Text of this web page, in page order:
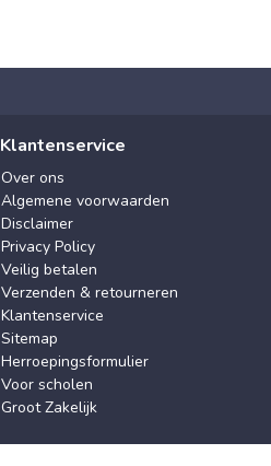
Klantenservice
Over ons
Algemene voorwaarden
Disclaimer
Privacy Policy
Veilig betalen
Verzenden & retourneren
Klantenservice
Sitemap
Herroepingsformulier
Voor scholen
Groot Zakelijk